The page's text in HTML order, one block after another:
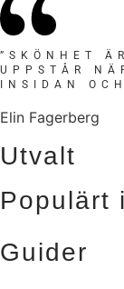
”SKÖNHET
UPPSTÅR
INSIDAN
Elin Fagerberg
Utvalt
Populärt
Guider